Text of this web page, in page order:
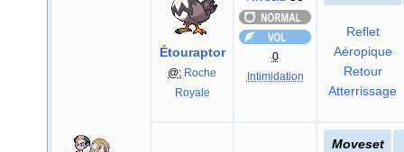
Étouraptor
@: Roche
Royale
0
Intimidation
Reflet
Aéropique
Retour
Atterrissage
Moveset